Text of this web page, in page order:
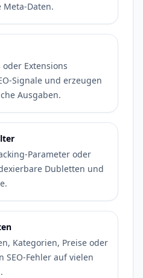
Daten.
Extensions
Signale und erzeugen
Ausgaben.
Parameter oder
Dubletten und
Kategorien, Preise oder
SEO-Fehler auf vielen